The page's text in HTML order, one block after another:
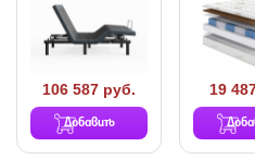
106 587 руб.
Добавить
19